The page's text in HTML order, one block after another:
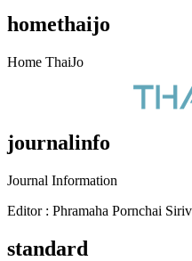
homethaijo
Home ThaiJo
journalinfo
Journal Information
Editor : Phramaha Pornchai
standard